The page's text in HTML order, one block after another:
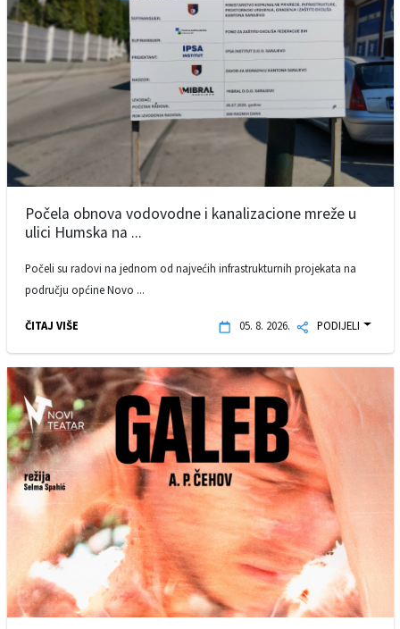
Počela obnova vodovodne i kanalizacione mreže u
ulici Humska na ...
Počeli su radovi na jednom od najvećih infrastrukturnih projekata na
području općine Novo ...
ČITAJ VIŠE 05. 8. 2026. PODIJELI